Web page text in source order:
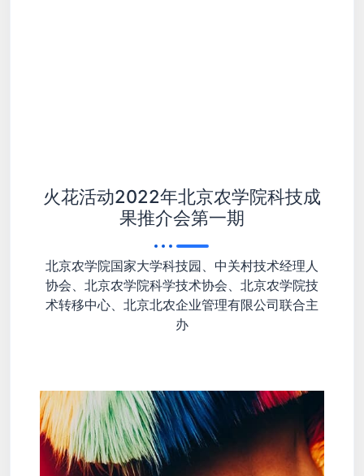
火花活动2022年北京农学院科技成
果推介会第一期
北京农学院国家大学科技园、中关村技术经理人
协会、北京农学院科学技术协会、北京农学院技
术转移中心、北京北农企业管理有限公司联合主
办